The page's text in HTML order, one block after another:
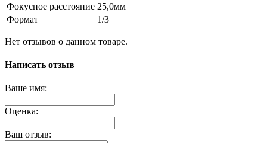
Фокусное расстояние 25,0мм
Формат
1/3
Нет отзывов о данном товаре.
Написать отзыв
Ваше имя:
Оценка:
Ваш отзыв: